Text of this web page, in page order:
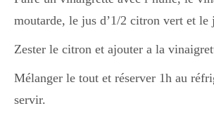
apéro
moutarde, le jus d’1/2 citron vert et le
Zester le citron et ajouter a la
Mélanger le tout et réserver 1h au
servir.